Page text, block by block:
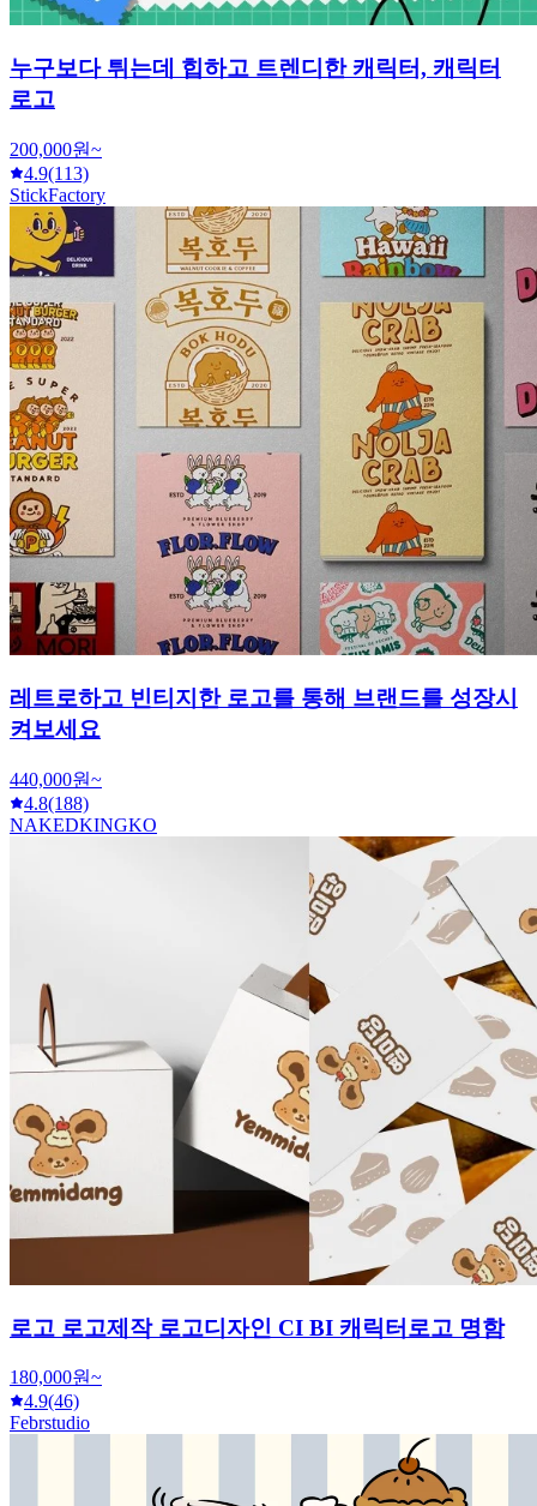
누구보다 튀는데 힙하고 트렌디한 캐릭터, 캐릭터
로고
200,000원~
4.9(113)
StickFactory
레트로하고 빈티지한 로고를 통해 브랜드를 성장시
켜보세요
440,000원~
4.8(188)
NAKEDKINGKO
로고 로고제작 로고디자인 CI BI 캐릭터로고 명함
180,000원~
4.9(46)
Febrstudio